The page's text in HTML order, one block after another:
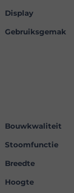
Display
Gebruiksgemak
Bouwkwaliteit
Stoomfunctie
Breedte
Hoogte